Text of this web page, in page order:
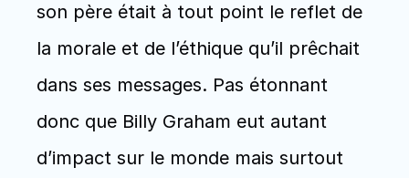
son père était à tout point le reflet de
la morale et de l’éthique qu’il prêchait
dans ses messages. Pas étonnant
donc que Billy Graham eut autant
d’impact sur le monde mais surtout